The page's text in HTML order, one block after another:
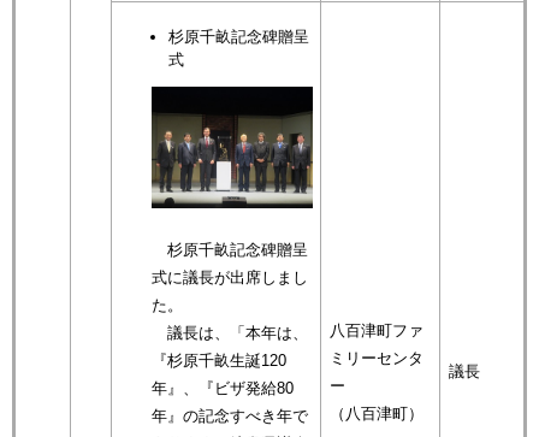
杉原千畝記念碑贈呈
式
杉原千畝記念碑贈呈
式に議長が出席しまし
た。
議長は、「本年は、
『杉原千畝生誕120
年』、『ビザ発給80
年』の記念すべき年で
八百津町ファ
ミリーセンタ
ー
（八百津町）
議長